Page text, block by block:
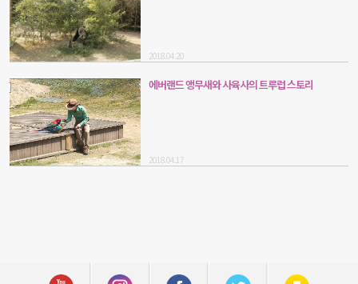
2018.04.20
에버랜드 앵무새와 사육사의 트루럽 스토리
2018.04.17